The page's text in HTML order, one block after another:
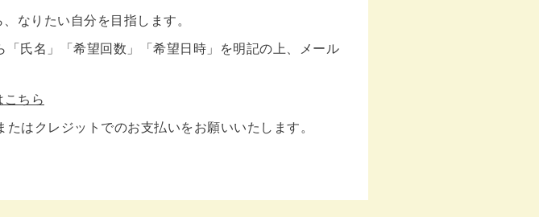
なりたい自分を目指します。
氏名」 「希望回数」
「希望日時」を明記の上、メール
こちら
たはクレジットでのお支払いをお願いいたします。